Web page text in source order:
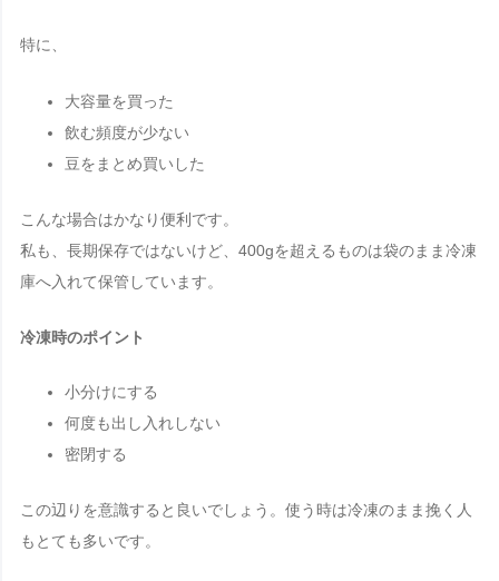
特に、
大容量を買った
飲む頻度が少ない
豆をまとめ買いした
こんな場合はかなり便利です。
私も、長期保存ではないけど、400gを超えるものは袋のまま冷凍
庫へ入れて保管しています。
冷凍時のポイント
小分けにする
何度も出し入れしない
密閉する
この辺りを意識すると良いでしょう。使う時は冷凍のまま挽く人
もとても多いです。